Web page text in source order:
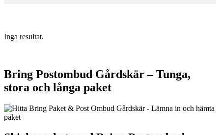
Inga resultat.
Bring Postombud Gårdskär – Tunga,
stora och långa paket